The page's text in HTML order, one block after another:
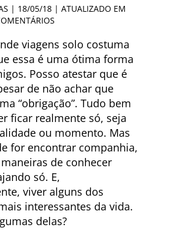
| 18/05/18 | ATUALIZADO EM
viagens solo costuma
essa é uma ótima forma
Posso atestar que é
de não achar que
“obrigação”. Tudo bem
ficar realmente só, seja
ou momento. Mas
for encontrar companhia,
de conhecer
só. E,
viver alguns dos
interessantes da vida.
delas?